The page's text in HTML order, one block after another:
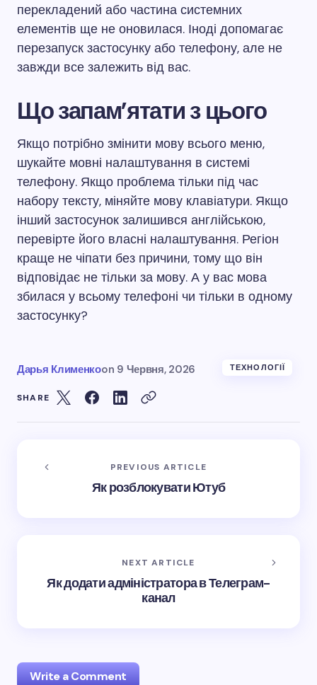
перекладений або частина системних
елементів ще не оновилася. Іноді допомагає
перезапуск застосунку або телефону, але не
завжди все залежить від вас.
Що запам’ятати з цього
Якщо потрібно змінити мову всього меню,
шукайте мовні налаштування в системі
телефону. Якщо проблема тільки під час
набору тексту, міняйте мову клавіатури. Якщо
інший застосунок залишився англійською,
перевірте його власні налаштування. Регіон
краще не чіпати без причини, тому що він
відповідає не тільки за мову. А у вас мова
збилася у всьому телефоні чи тільки в одному
застосунку?
Дарья Клименкоon 9 Червня, 2026 ТЕХНОЛОГІЇ
SHARE
PREVIOUS ARTICLE
Як розблокувати Ютуб
NEXT ARTICLE
Як додати адміністратора в Телеграм-
канал
Write a Comment